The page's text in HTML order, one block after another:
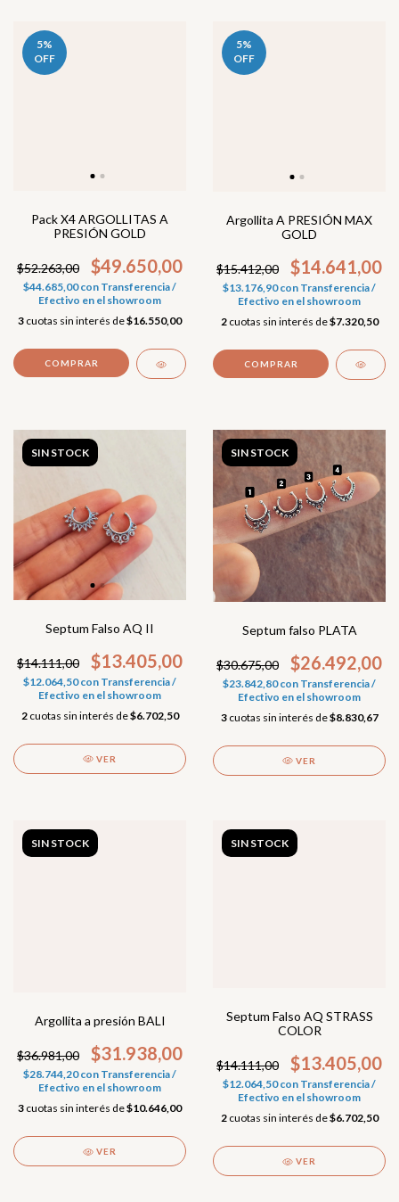
5%
OFF
Pack X4 ARGOLLITAS A
PRESIÓN GOLD
$52.263,00 $49.650,00
$44.685,00con Transferencia /
Efectivo en el showroom
3 cuotas sin interés de$16.550,00
5%
OFF
Argollita A PRESIÓN MAX
GOLD
$15.412,00 $14.641,00
$13.176,90con Transferencia /
Efectivo en el showroom
2 cuotas sin interés de$7.320,50
COMPRAR
SIN STOCK
Septum Falso AQ II
$14.111,00 $13.405,00
$12.064,50con Transferencia /
Efectivo en el showroom
2 cuotas sin interés de$6.702,50
VER
SIN STOCK
Septum falso PLATA
$30.675,00 $26.492,00
$23.842,80con Transferencia /
Efectivo en el showroom
3 cuotas sin interés de$8.830,67
VER
SIN STOCK
Argollita a presión BALI
$36.981,00 $31.938,00
$28.744,20con Transferencia /
Efectivo en el showroom
3 cuotas sin interés de$10.646,00
VER
SIN STOCK
Septum Falso AQ STRASS
COLOR
$14.111,00 $13.405,00
$12.064,50con Transferencia /
Efectivo en el showroom
2 cuotas sin interés de$6.702,50
VER